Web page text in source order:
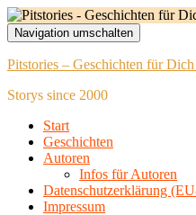
Navigation umschalten
Pitstories – Geschichten für
Storys since 2000
Start
Geschichten
Autoren
Infos für Autoren
Datenschutzerklärung
Impressum